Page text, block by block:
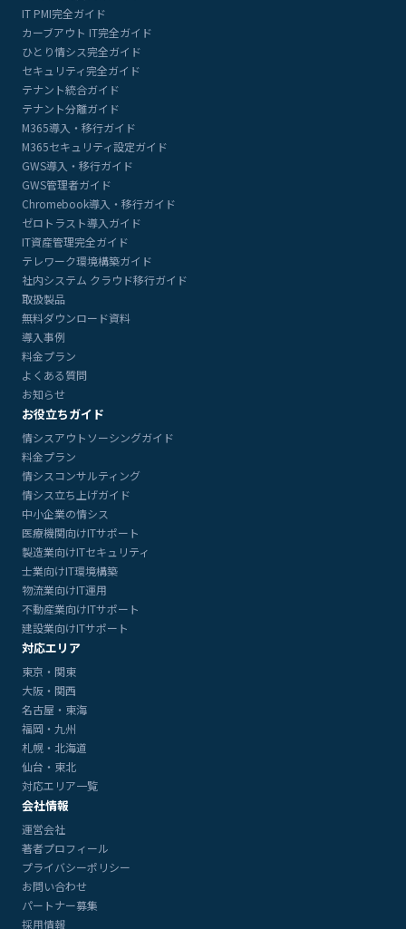
IT PMI完全ガイド
カーブアウト IT完全ガイド
ひとり情シス完全ガイド
セキュリティ完全ガイド
テナント統合ガイド
テナント分離ガイド
M365導入・移行ガイド
M365セキュリティ設定ガイド
GWS導入・移行ガイド
GWS管理者ガイド
Chromebook導入・移行ガイド
ゼロトラスト導入ガイド
IT資産管理完全ガイド
テレワーク環境構築ガイド
社内システム クラウド移行ガイド
取扱製品
無料ダウンロード資料
導入事例
料金プラン
よくある質問
お知らせ
お役立ちガイド
情シスアウトソーシングガイド
料金プラン
情シスコンサルティング
情シス立ち上げガイド
中小企業の情シス
医療機関向けITサポート
製造業向けITセキュリティ
士業向けIT環境構築
物流業向けIT運用
不動産業向けITサポート
建設業向けITサポート
対応エリア
東京・関東
大阪・関西
名古屋・東海
福岡・九州
札幌・北海道
仙台・東北
対応エリア一覧
会社情報
運営会社
著者プロフィール
プライバシーポリシー
お問い合わせ
パートナー募集
採用情報